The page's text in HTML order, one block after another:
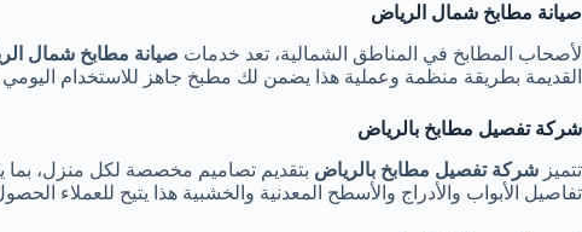
صيانة مطابخ شمال الرياض
لأصحاب المطابخ في المناطق الشمالية، تعد خدمات صيانة مطابخ شمال
القديمة بطريقة منظمة وعملية هذا يضمن لك مطبخ جاهز للاستخدام
شركة تفصيل مطابخ بالرياض
تتميز شركة تفصيل مطابخ بالرياض بتقديم تصاميم مخصصة لكل منزل، بما
تفاصيل الأبواب والأدراج والأسطح المعدنية والخشبية هذا يتيح للعملاء